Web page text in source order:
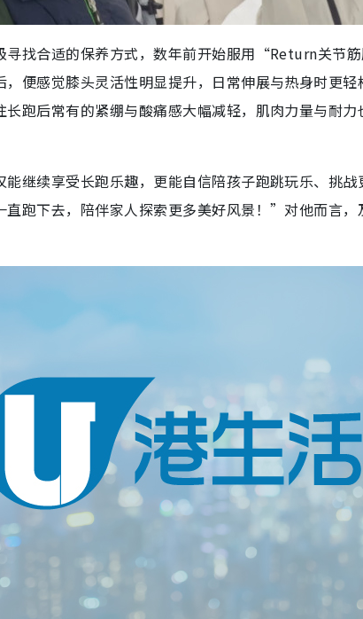
寻找合适的保养方式，数年前开始服用“Return关节
，便感觉膝头灵活性明显提升，日常伸展与热身时更
长跑后常有的紧绷与酸痛感大幅减轻，肌肉力量与耐
能继续享受长跑乐趣，更能自信陪孩子跑跳玩乐、挑
直跑下去，陪伴家人探索更多美好风景！”对他而言